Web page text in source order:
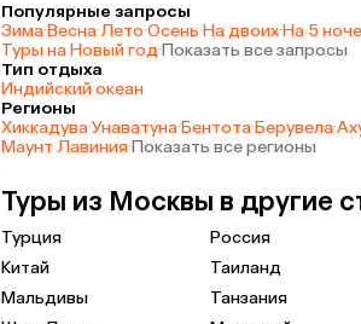
Популярные запросы
Зима·Весна·Лето·Осень·На двоих·На 5
Туры на Новый год·Показать все запросы
Тип отдыха
Индийский океан
Регионы
Хиккадува·Унаватуна·Бентота·Берувела·
Маунт Лавиния·Показать все регионы
Туры из Москвы в другие
Турция Россия
Китай
Таиланд
Мальдивы
Танзания